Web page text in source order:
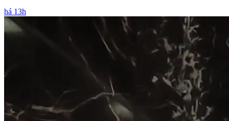
há 13h